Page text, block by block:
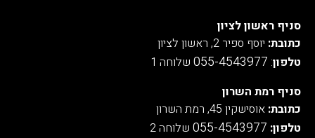
סניף ראשון לציון
כתובת: יוסף ספיר 2, ראשון לציון
טלפון:
055-4543977 שלוחה 1
סניף רמת השרון
כתובת: אוסישקין 45, רמת השרון
טלפון: 055-4543977 שלוחה 2